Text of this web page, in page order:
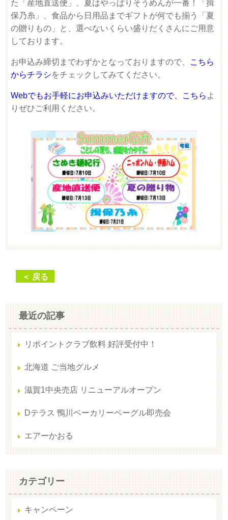
た「産地直送便」、夏はやっぱりそうめんが一番！「揖
保乃糸」、食品から日用品までギフトが何でも揃う「夏
の贈りもの」と、選べないくらい盛りだくさんにご用意
しております。
お申込み締切までわずかとなっておりますので、
こちら
からチラシをチェックしてみてください。
Webでもお手軽にお申込みいただけますので、こちら よ
りぜひご利用ください。
＜ 戻る
最近の記事
リポイントクラブ飲料 好評受付中！
北海道 ご当地グルメ
滋賀1中央売店 リニューアルオープン
Dテラス 鴨川ベーカリーベーグル即売会
エアーかおる
カテゴリー
キャンペーン